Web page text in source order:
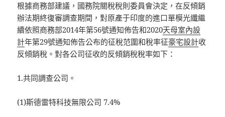
根據商務部建議，國務院關稅稅則委員會決定，在反傾銷
辦法期終復審調查期間，對原產于印度的進口單模光纖繼
續依照商務部2014年第56號通知佈告和2020天母室內設
計年第29號通知佈告公布的征稅范圍和稅率征豪宅設計收
反傾銷稅。對各公司征收的反傾銷稅稅率如下：
1.共同調查公司。
(1)斯德雷特科技無限公司 7.4%